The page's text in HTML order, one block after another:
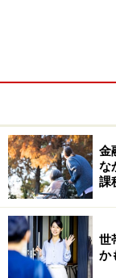
「行って
泉」
現役引退後は「
ることが多いと
金
な
課
世
か